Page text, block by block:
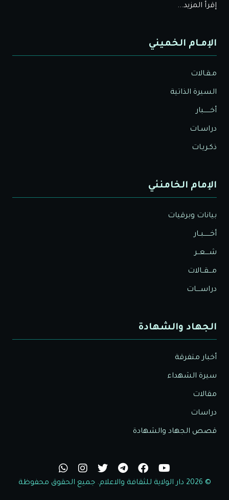
إقرأ المزيد...
الإمـام الخميني
مـقـالات
السيرة الذاتية
أخــــــبار
دراسـات
ذكـريـات
الإمام الخامنئي
بيانات وبرقيات
أخــــــبــار
شــــعــر
مـــقــالات
دراســــات
الجهاد والشهادة
أخبار متفرقة
سيرة الشهداء
مقالات
دراسات
قصص الجهاد والشهادة
© 2026 دار الولاية للثقافة والاعلام. جميع الحقوق محفوظة